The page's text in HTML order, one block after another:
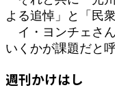
よる追悼」と「民
イ・ヨンチェさ
いくかが課題だと
週刊かけはし